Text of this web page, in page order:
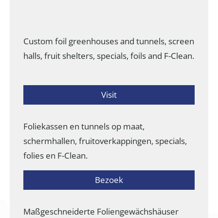
Custom foil greenhouses and tunnels, screen
halls, fruit shelters, specials, foils and F-Clean.
Visit
Foliekassen en tunnels op maat,
schermhallen, fruitoverkappingen, specials,
folies en F-Clean.
Bezoek
Maßgeschneiderte Foliengewächshäuser